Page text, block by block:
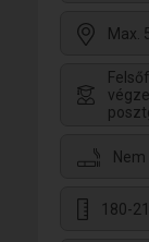
Max.
180-